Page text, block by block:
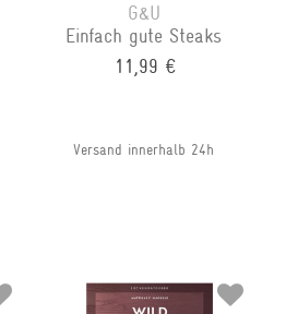
G&U
Einfach gute Steaks
11,99 €
Versand innerhalb 24h